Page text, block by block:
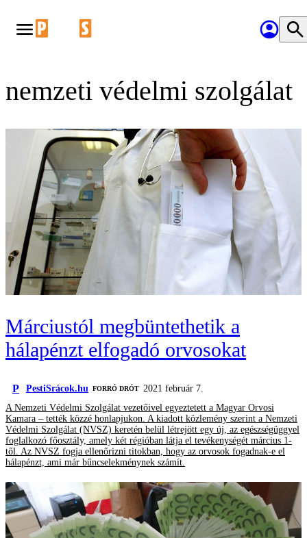
nemzeti védelmi szolgálat
Márciustól megbüntethetik a
hálapénzt elfogadó orvosokat
P PestiSrácok.hu FORRÓ DRÓT 2021 február 7.
A Nemzeti Védelmi Szolgálat vezetőivel egyeztetett a Magyar Orvosi
Kamara – tették közzé honlapjukon. A kiadott közlemény szerint a Nemzeti
Védelmi Szolgálat (NVSZ) keretén belül létrejött egy új, az egészségüggyel
foglalkozó főosztály, amely két régióban látja el tevékenységét március 1-
től. Az NVSZ fogja ellenőrizni titokban, hogy az orvosok fogadnak-e el
hálapénzt, ami már bűncselekménynek számít.